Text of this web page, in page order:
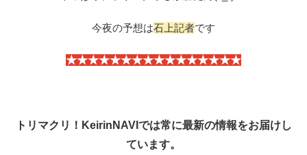
今夜の予想は石上記者です
★★★★★★★★★★★★★★★★
トリマクリ！KeirinNAVIでは常に最新の情報をお届けし
ています。